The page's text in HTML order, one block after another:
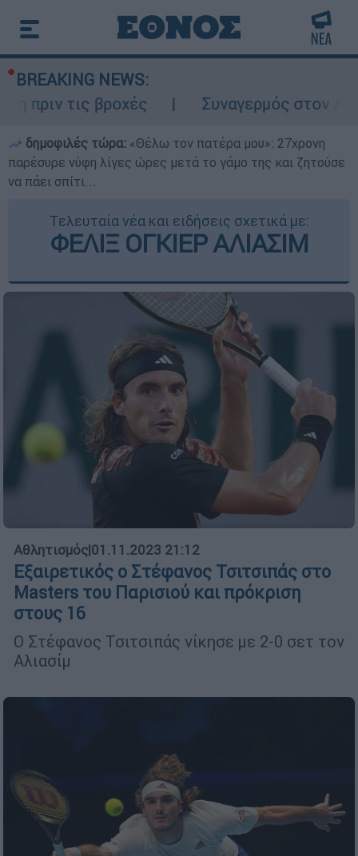
BREAKING NEWS:
βροχές
Συναγερμός στον
δημοφιλές τώρα: «Θέλω τον πατέρα μου»: 27χρονη
παρέσυρε νύφη λίγες ώρες μετά το γάμο της και ζητούσε
να πάει σπίτι...
Τελευταία νέα και ειδήσεις σχετικά με:
ΦΕΛΙΞ ΟΓΚΙΕΡ ΑΛΙΑΣΙΜ
Αθλητισμός|01.11.2023 21:12
Εξαιρετικός ο Στέφανος Τσιτσιπάς στο
Masters του Παρισιού και πρόκριση
στους 16
Ο Στέφανος Τσιτσιπάς νίκησε με 2-0 σετ τον
Αλιασίμ